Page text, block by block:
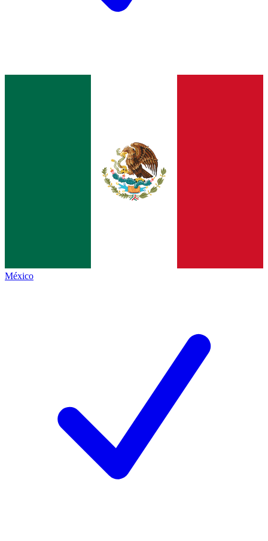
México